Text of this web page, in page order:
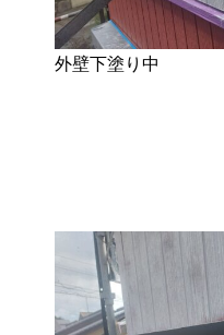
外壁下塗り中